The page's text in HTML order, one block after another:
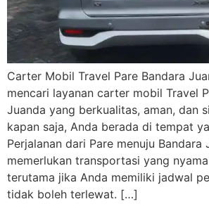
Carter Mobil Travel Pare Bandara
mencari layanan carter mobil Travel
Juanda yang berkualitas, aman, dan
kapan saja, Anda berada di tempat
Perjalanan dari Pare menuju Bandara
memerlukan transportasi yang
terutama jika Anda memiliki jadwal
tidak boleh terlewat. […]